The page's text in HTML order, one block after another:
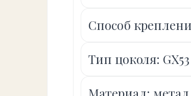
Способ
Тип цоколя: GX53